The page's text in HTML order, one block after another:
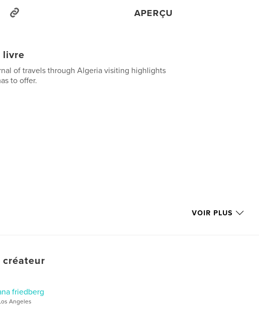
APERÇU
livre
of travels through Algeria visiting highlights
to offer.
VOIR PLUS
créateur
friedberg
Angeles